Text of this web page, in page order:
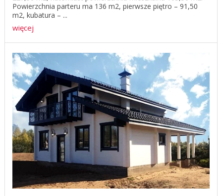
Powierzchnia parteru ma 136 m2, pierwsze piętro – 91,50
m2, kubatura – ...
więcej